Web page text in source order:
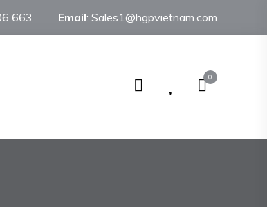
663 Email: Sales1@hgpvietnam.com
0